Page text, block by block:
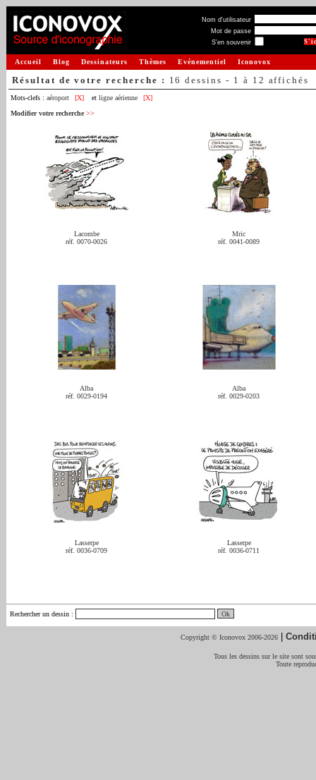
Nom d'utilisateur
Mot de passe
S'en souvenir
Accueil Blog Dessinateurs Thèmes Evénementiel Iconovox
Résultat de votre recherche : 16 dessins - 1 à 12 affichés
Mots-clefs : aéroport [X] et ligne aérienne
[X]
Modifier votre recherche >>
Lacombe
réf. 0070-0026
Mric
réf. 0041-0089
Alba
réf. 0029-0194
Alba
réf. 0029-0203
Lasserpe
réf. 0036-0709
Lasserpe
réf. 0036-0711
Rechercher un dessin :
Copyright © Iconovox 2006-2026 |
Tous les dessins sur le site sont
Toute